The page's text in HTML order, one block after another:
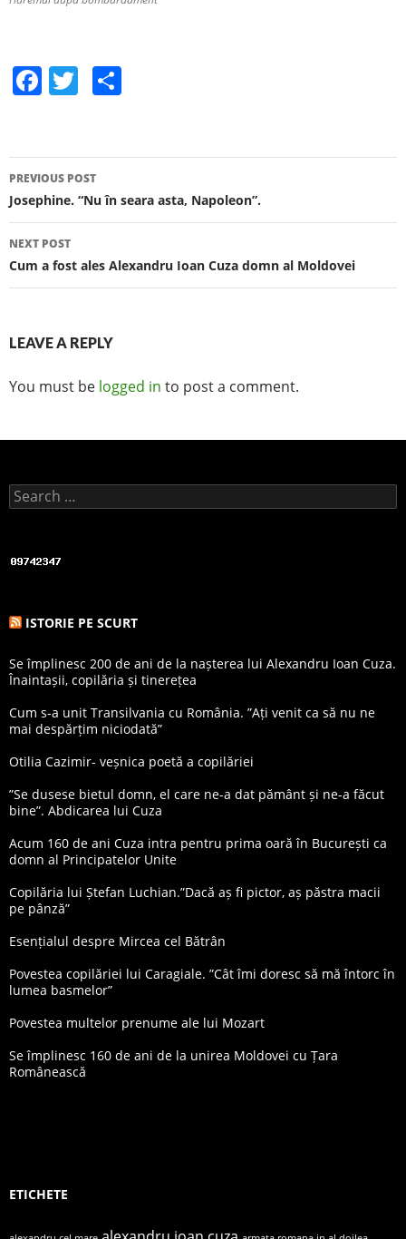
F
e
b
o
o
k
T
er e
Post navigation
PREVIOUS POST
Josephine. “Nu în seara asta, Napoleon”.
NEXT POST
Cum a fost ales Alexandru Ioan Cuza domn al Moldovei
LEAVE A REPLY
You must be logged in to post a comment.
Search for:
ISTORIE PE SCURT
Se împlinesc 200 de ani de la nașterea lui Alexandru Ioan Cuza.
Înaintașii, copilăria și tinerețea
Cum s-a unit Transilvania cu România. ”Ați venit ca să nu ne
mai despărțim niciodată”
Otilia Cazimir- veșnica poetă a copilăriei
”Se dusese bietul domn, el care ne-a dat pământ și ne-a făcut
bine”. Abdicarea lui Cuza
Acum 160 de ani Cuza intra pentru prima oară în București ca
domn al Principatelor Unite
Copilăria lui Ștefan Luchian.”Dacă aș fi pictor, aș păstra macii
pe pânză”
Esențialul despre Mircea cel Bătrân
Povestea copilăriei lui Caragiale. ”Cât îmi doresc să mă întorc în
lumea basmelor”
Povestea multelor prenume ale lui Mozart
Se împlinesc 160 de ani de la unirea Moldovei cu Țara
Românească
ETICHETE